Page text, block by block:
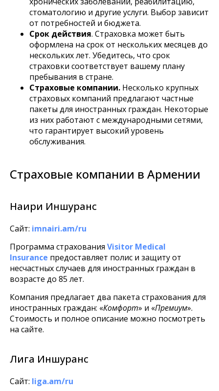
стоматологию и другие услуги. Выбор зависит
от потребностей и бюджета.
Срок действия. Страховка может быть
оформлена на срок от нескольких месяцев до
нескольких лет. Убедитесь, что срок
страховки соответствует вашему плану
пребывания в стране.
Страховые компании. Несколько крупных
страховых компаний предлагают частные
пакеты для иностранных граждан. Некоторые
из них работают с международными сетями,
что гарантирует высокий уровень
обслуживания.
Страховые компании в Армении
Наири Иншуранс
Сайт: imnairi.am/ru
Программа страхования Visitor Medical
Insurance предоставляет полис и защиту от
несчастных случаев для иностранных граждан в
возрасте до 85 лет.
Компания предлагает два пакета страхования для
иностранных граждан: «Комфорт» и «Премиум».
Стоимость и полное описание можно посмотреть
на сайте.
Лига Иншуранс
Сайт: liga.am/ru